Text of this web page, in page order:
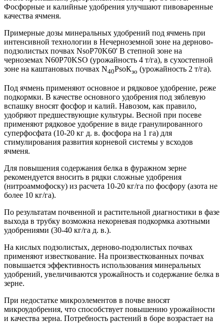
Фосфорные и калийные удобрения улучшают пивоваренные
качества ячменя.
Примерные дозы минеральных удобрений под ячмень при
интенсивной технологии в Нечерноземной зоне на дерново-
подзолистых почвах NsoP70K60' В степной зоне на
черноземах N60P70KSO (урожайность 4 т/га), в сухостепной
зоне на каштановых почвах N40РsоКзо (урожайность 2 т/га).
Под ячмень применяют основное и рядковое удобрение, реже
подкормки. В качестве основного удобрения под зяблевую
вспашку вносят фосфор и калий. Навозом, как правило,
удобряют предшествующие культуры. Весной при посеве
применяют рядковое удобрение в виде гранулированного
суперфосфата (10-20 кг д. в. фосфора на 1 га) для
стимулирования развития корневой системы у всходов
ячменя.
Для повышения содержания белка в фуражном зерне
рекомендуется вносить в рядки сложные удобрения
(нитроаммофоску) из расчета 10-20 кг/га по фосфору (азота не
более 10 кг/га).
По результатам почвенной и растительной диагностики в фазе
выхода в трубку возможна некорневая подкормка азотными
удобрениями (30-40 кг/га д. в.).
На кислых подзолистых, дерново-подзолистых почвах
применяют известкование. На произвесткованных почвах
повышается эффективность использования минеральных
удобрений, увеличиваются урожайность и содержание белка в
зерне.
При недостатке микроэлементов в почве вносят
микроудобрения, что способствует повышению урожайности
и качества зерна. Потребность растений в боре возрастает на